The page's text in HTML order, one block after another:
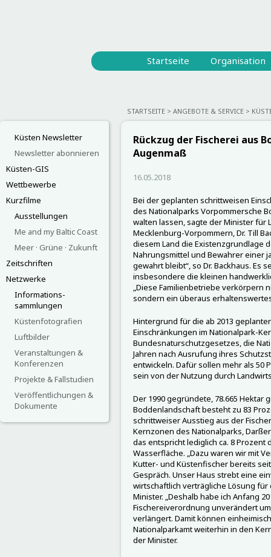
Startseite Organisation
STARTSEITE ANGEBOTE & SERVICE
Küsten Newsletter
Newsletter abonnieren
Küsten-GIS
Wettbewerbe
Kurzfilme
Ausstellungen
Me and my Baltic Coast
Meer · Grüne · Zukunft
Zeitschriften
Netzwerke
Informations-
sammlungen
Küstenfotografien
Luftbilder
Veranstaltungen &
Konferenzen
Projekte & Fallstudien
Veröffentlichungen &
Dokumente
Rückzug der Fischerei aus
Augenmaß
16.05.2018
Bei der geplanten schrittweisen
des Nationalparks Vorpommersche
walten lassen, sagte der Minister für
Mecklenburg-Vorpommern, Dr. Till
diesem Land die Existenzgrundlage
Nahrungsmittel und Bewahrer einer
gewahrt bleibt“, so Dr. Backhaus. Es
insbesondere die kleinen
„Diese Familienbetriebe verkörpern
sondern ein überaus
Hintergrund für die ab 2013
Einschränkungen im Nationalpark-
Bundesnaturschutzgesetzes, die
Jahren nach Ausrufung ihres
entwickeln. Dafür sollen mehr als 50
sein von der Nutzung durch
Der 1990 gegründete, 78.665 Hektar
Boddenlandschaft besteht zu 83
schrittweiser Ausstieg aus der
Kernzonen des Nationalparks,
das entspricht lediglich ca. 8 Prozent
Wasserfläche. „Dazu waren wir mit
Kutter- und Küstenfischer bereits
Gespräch. Unser Haus strebt eine
wirtschaftlich verträgliche Lösung
Minister. „Deshalb habe ich Anfang
Fischereiverordnung unverändert um
verlängert. Damit können
Nationalparkamt weiterhin in den
der Minister.